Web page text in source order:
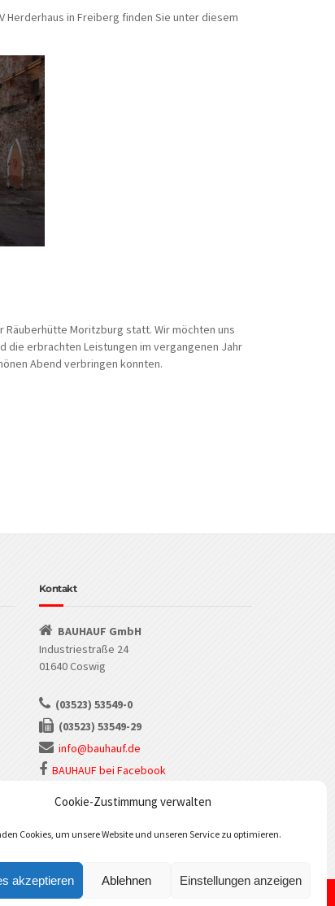
Cookie-Zustimmung verwalten
Cookies, um unsere Website und unseren Service zu optimieren.
akzeptieren Ablehnen Einstellungen anzeigen
Herderhaus in Freiberg finden Sie unter diesem
Räuberhütte Moritzburg statt. Wir möchten uns
die erbrachten Leistungen im vergangenen Jahr
Abend verbringen konnten.
Kontakt
BAUHAUF GmbH
Industriestraße 24
01640 Coswig
(03523) 53549-0
(03523) 53549-29
info@bauhauf.de
BAUHAUF bei Facebook